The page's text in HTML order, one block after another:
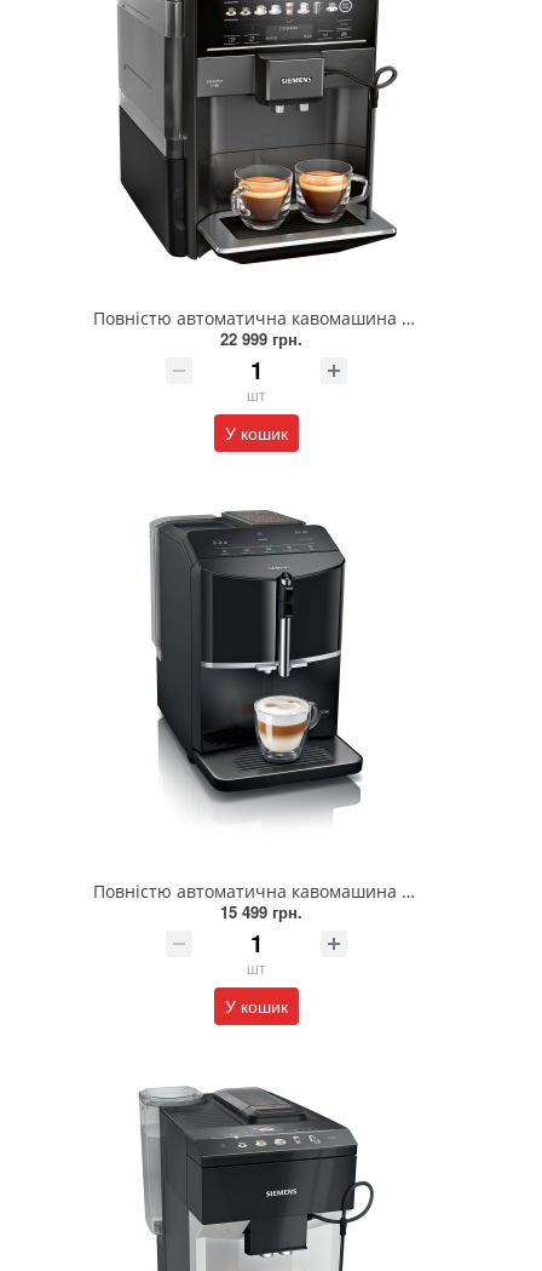
Повністю автоматична кавомашина SIEMENS TE651319RW
22 999 грн.
шт
У кошик
Повністю автоматична кавомашина SIEMENS TF301E19
15 499 грн.
шт
У кошик